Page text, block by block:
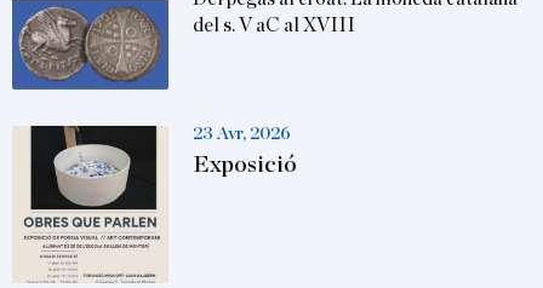
del s. V aC al XVIII
23 Avr, 2026
Exposició